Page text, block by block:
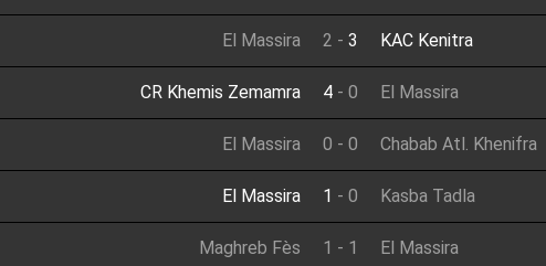
El Massira 2 - 3 KAC Kenitra
CR Khemis Zemamra 4 - 0 El Massira
El Massira 0 - 0 Chabab Atl. Khenifra
El Massira 1 - 0 Kasba Tadla
Maghreb Fès 1 - 1 El Massira